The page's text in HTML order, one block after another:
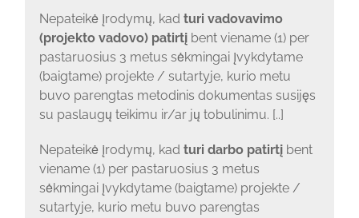
Nepateikė įrodymų, kad turi vadovavimo
(projekto vadovo) patirtįbent viename (1) per
pastaruosius 3 metus sėkmingai įvykdytame
(baigtame) projekte / sutartyje, kurio metu
buvo parengtas metodinis dokumentas susijęs
su paslaugų teikimu ir/ar jų tobulinimu. [..]
Nepateikė įrodymų, kad turi darbo patirtį bent
viename (1) per pastaruosius 3 metus
sėkmingai įvykdytame (baigtame) projekte /
sutartyje, kurio metu buvo parengtas